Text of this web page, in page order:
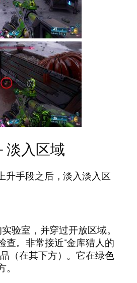
淡入区域
升手段之后，淡入淡入区
验室，并穿过开放区域。
查。非常接近“金库猎人的
（在其下方）。它在绿色